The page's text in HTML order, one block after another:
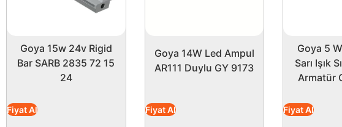
Goya 15w 24v Rigid
Bar SARB 2835 72 15
24
Fiyat Al
Goya 14W Led Ampul
AR111 Duylu GY 9173
Fiyat Al
Goya 5
Sarı Işık
Armatür
Fiyat Al